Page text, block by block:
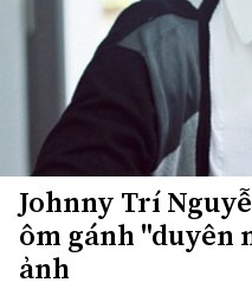
Johnny Trí
ôm gánh "duyên
ảnh